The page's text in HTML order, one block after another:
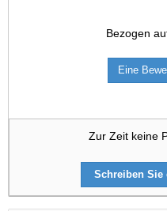
Bezogen
Eine
Zur Zeit keine
Schreiben Sie